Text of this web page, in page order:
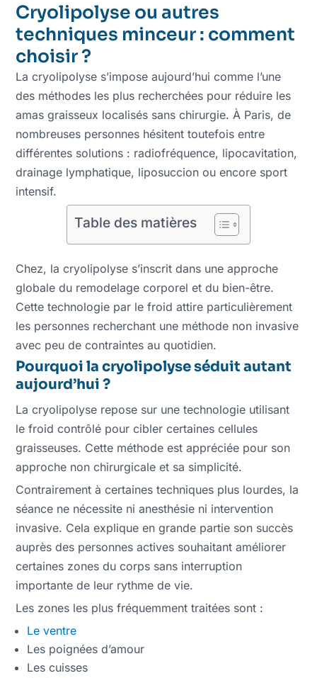
Cryolipolyse ou autres
techniques minceur : comment
choisir ?
La cryolipolyse s’impose aujourd’hui comme l’une
des méthodes les plus recherchées pour réduire les
amas graisseux localisés sans chirurgie. À Paris, de
nombreuses personnes hésitent toutefois entre
différentes solutions : radiofréquence, lipocavitation,
drainage lymphatique, liposuccion ou encore sport
intensif.
Table des matières
Chez, la cryolipolyse s’inscrit dans une approche
globale du remodelage corporel et du bien-être.
Cette technologie par le froid attire particulièrement
les personnes recherchant une méthode non invasive
avec peu de contraintes au quotidien.
Pourquoi la cryolipolyse séduit autant
aujourd’hui ?
La cryolipolyse repose sur une technologie utilisant
le froid contrôlé pour cibler certaines cellules
graisseuses. Cette méthode est appréciée pour son
approche non chirurgicale et sa simplicité.
Contrairement à certaines techniques plus lourdes, la
séance ne nécessite ni anesthésie ni intervention
invasive. Cela explique en grande partie son succès
auprès des personnes actives souhaitant améliorer
certaines zones du corps sans interruption
importante de leur rythme de vie.
Les zones les plus fréquemment traitées sont :
Le ventre
Les poignées d’amour
Les cuisses